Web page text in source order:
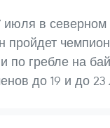
в северном
пройдет
по гребле на
до 19 и до 23